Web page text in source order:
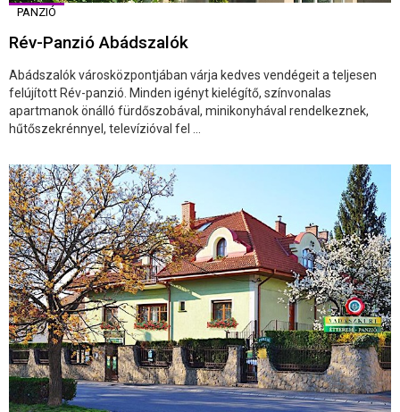
PANZIÓ
Rév-Panzió Abádszalók
Abádszalók városközpontjában várja kedves vendégeit a teljesen
felújított Rév-panzió. Minden igényt kielégítő, színvonalas
apartmanok önálló fürdőszobával, minikonyhával rendelkeznek,
hűtőszekrénnyel, televízióval fel ...